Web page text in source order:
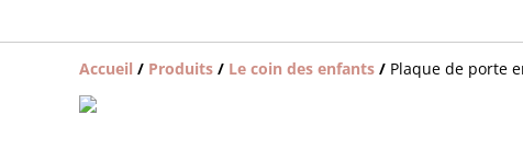
Accueil / Produits / Le coin des enfants / Plaque de porte